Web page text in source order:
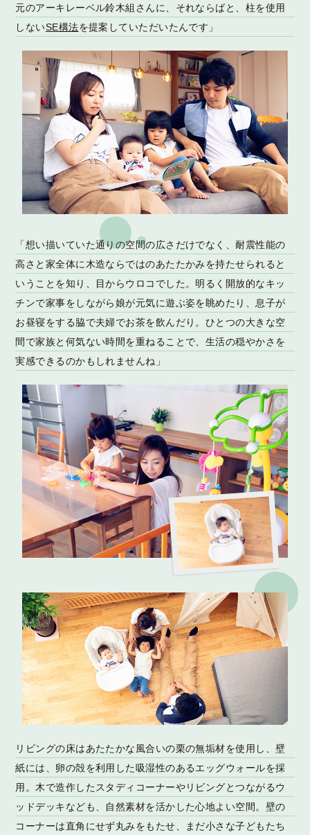
元のアーキレーベル鈴木組さんに、それならばと、柱を使用
しないSE構法を提案していただいたんです」
「想い描いていた通りの空間の広さだけでなく、耐震性能の
高さと家全体に木造ならではのあたたかみを持たせられると
いうことを知り、目からウロコでした。明るく開放的なキッ
チンで家事をしながら娘が元気に遊ぶ姿を眺めたり、息子が
お昼寝をする脇で夫婦でお茶を飲んだり。ひとつの大きな空
間で家族と何気ない時間を重ねることで、生活の穏やかさを
実感できるのかもしれませんね」
リビングの床はあたたかな風合いの栗の無垢材を使用し、壁
紙には、卵の殻を利用した吸湿性のあるエッグウォールを採
用。木で造作したスタディコーナーやリビングとつながるウ
ッドデッキなども、自然素材を活かした心地よい空間。壁の
コーナーは直角にせず丸みをもたせ、まだ小さな子どもたち